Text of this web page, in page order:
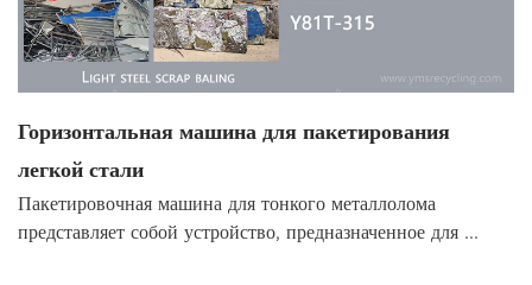
Горизонтальная машина для пакетирования
легкой стали
Пакетировочная машина для тонкого металлолома
представляет собой устройство, предназначенное для ...